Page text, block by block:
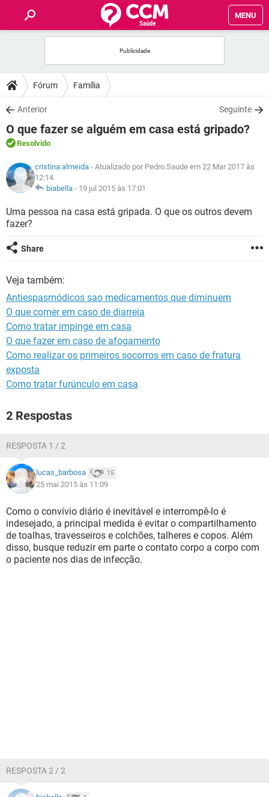
MENU
FÓRUM
SAÚDE
FAMÍLIA
NUTRIÇÃO
SEXUALIDADE
Fórum Família
Anterior Seguinte
O que fazer se alguém em casa está gripado?
Resolvido
cristina.almeida - Atualizado por Pedro.Saude em 22 Mar 2017 às
12:14
biabella - 19 jul 2015 às 17:01
Uma pessoa na casa está gripada. O que os outros devem
fazer?
Share
Veja também:
Antiespasmódicos sao medicamentos que diminuem
O que comer em caso de diarreia
Como tratar impinge em casa
O que fazer em caso de afogamento
Como realizar os primeiros socorros em caso de fratura
exposta
Como tratar furúnculo em casa
2 Respostas
RESPOSTA 1 / 2
lucas_barbosa 15
25 mai 2015 às 11:09
Como o convívio diário é inevitável e interrompê-lo é
indesejado, a principal medida é evitar o compartilhamento
de toalhas, travesseiros e colchões, talheres e copos. Além
disso, busque reduzir em parte o contato corpo a corpo com
o paciente nos dias de infecção.
RESPOSTA 2 / 2